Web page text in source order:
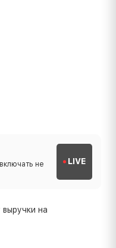
не
LIVE
на